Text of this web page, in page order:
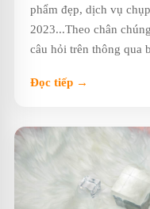
phẩm đẹp, dịch vụ
2023...Theo chân
câu hỏi trên thông qua
Đọc tiếp →